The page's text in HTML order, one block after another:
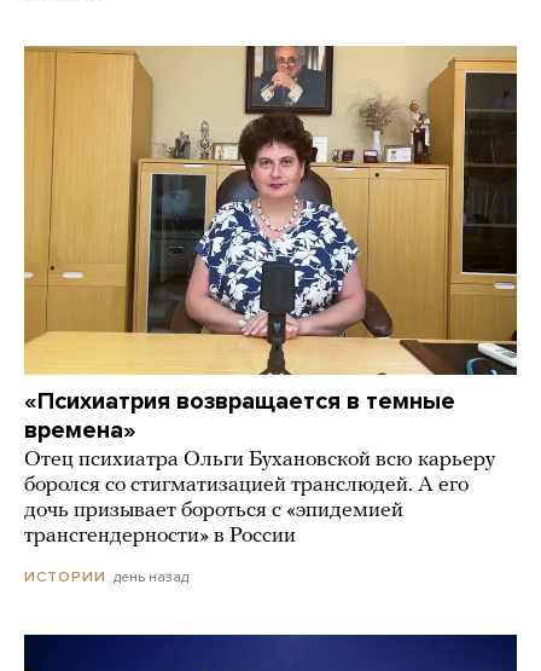
«Психиатрия возвращается в темные
времена»
Отец психиатра Ольги Бухановской всю карьеру
боролся со стигматизацией транслюдей. А его
дочь призывает бороться с «эпидемией
трансгендерности» в России
ИСТОРИИ день назад